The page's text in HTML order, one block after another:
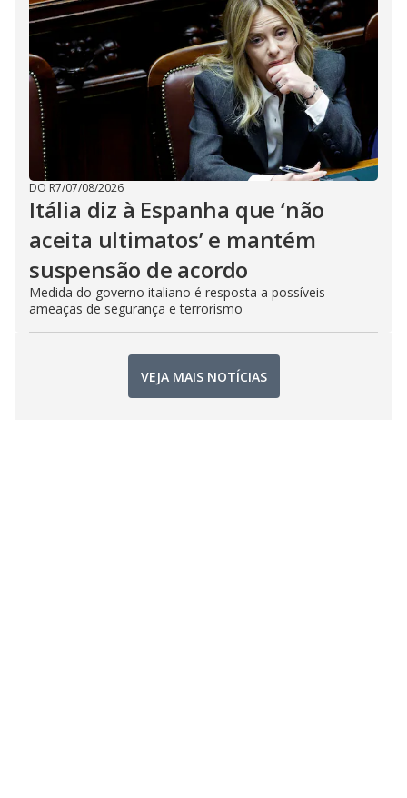
DO R7/07/08/2026
Itália diz à Espanha que ‘não
aceita ultimatos’ e mantém
suspensão de acordo
Medida do governo italiano é resposta a possíveis
ameaças de segurança e terrorismo
VEJA MAIS NOTÍCIAS